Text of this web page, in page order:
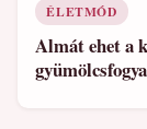
ÉLETMÓD
Almát ehet a